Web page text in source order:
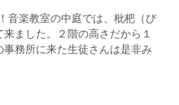
音楽教室の中庭では、枇杷（び
ました。２階の高さだから１
務所に来た生徒さんは是非み